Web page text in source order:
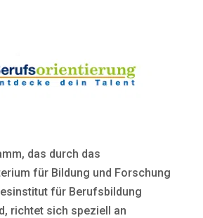
das durch das
für Bildung und Forschung
für Berufsbildung
richtet sich speziell an